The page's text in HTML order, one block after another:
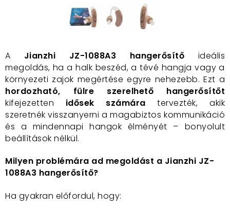
A Jianzhi JZ-1088A3 hangerősítő ideális
megoldás, ha a halk beszéd, a tévé hangja vagy a
környezeti zajok megértése egyre nehezebb. Ezt a
hordozható, fülre szerelhető hangerősítőt
kifejezetten idősek számára tervezték, akik
szeretnék visszanyerni a magabiztos kommunikáció
és a mindennapi hangok élményét – bonyolult
beállítások nélkül.
Milyen problémára ad megoldást a Jianzhi JZ-
1088A3 hangerősítő?
Ha gyakran előfordul, hogy: